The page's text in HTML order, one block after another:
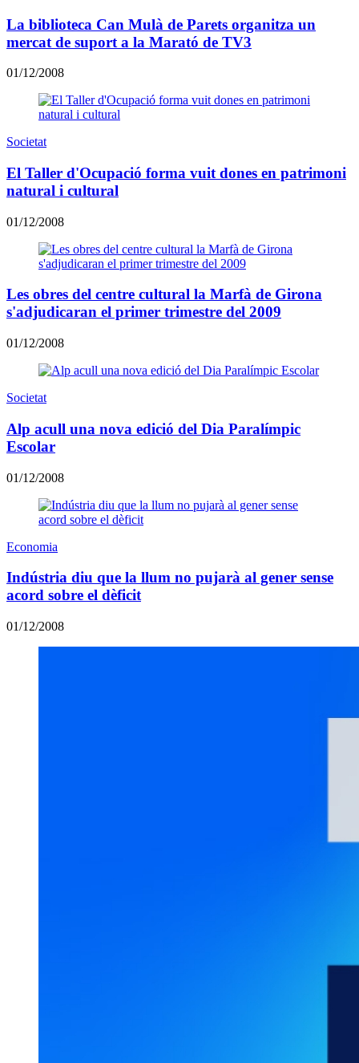
La biblioteca Can Mulà de Parets organitza un
mercat de suport a la Marató de TV3
01/12/2008
Societat
El Taller d'Ocupació forma vuit dones en patrimoni
natural i cultural
01/12/2008
Les obres del centre cultural la Marfà de Girona
s'adjudicaran el primer trimestre del 2009
01/12/2008
Societat
Alp acull una nova edició del Dia Paralímpic
Escolar
01/12/2008
Economia
Indústria diu que la llum no pujarà al gener sense
acord sobre el dèficit
01/12/2008